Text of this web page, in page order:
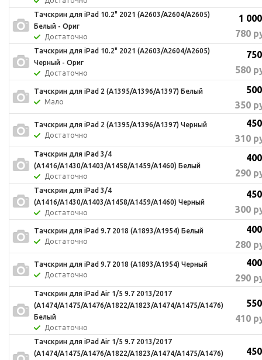
Тачскрин для iPad 10.2" 2021 (A2603/A2604/A2605)
Белый - Ориг
Достаточно
1 000
780
Тачскрин для iPad 10.2" 2021 (A2603/A2604/A2605)
Черный - Ориг
Достаточно
750
580
Тачскрин для iPad 2 (A1395/A1396/A1397) Белый
Мало
500
350
Тачскрин для iPad 2 (A1395/A1396/A1397) Черный
Достаточно
450
310
Тачскрин для iPad 3/4
(A1416/A1430/A1403/A1458/A1459/A1460) Белый
Достаточно
400
290
Тачскрин для iPad 3/4
(A1416/A1430/A1403/A1458/A1459/A1460) Черный
Достаточно
450
300
Тачскрин для iPad 9.7 2018 (A1893/A1954) Белый
Достаточно
400
280
Тачскрин для iPad 9.7 2018 (A1893/A1954) Черный
Достаточно
400
290
Тачскрин для iPad Air 1/5 9.7 2013/2017
(A1474/A1475/A1476/A1822/A1823/A1474/A1475/A1476)
Белый
Достаточно
550
410
Тачскрин для iPad Air 1/5 9.7 2013/2017
(A1474/A1475/A1476/A1822/A1823/A1474/A1475/A1476)
450